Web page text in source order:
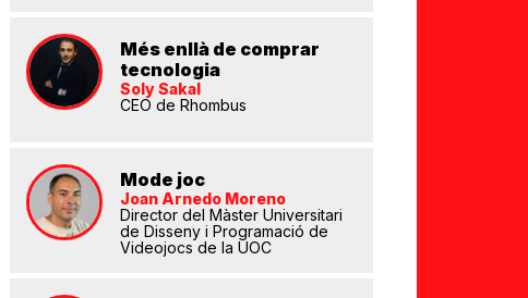
Més enllà de comprar
tecnologia
Soly Sakal
CEO de Rhombus
Mode joc
Joan Arnedo Moreno
Director del Màster Universitari
de Disseny i Programació de
Videojocs de la UOC